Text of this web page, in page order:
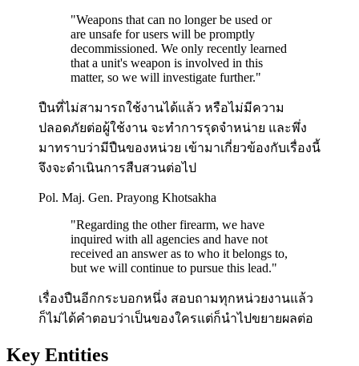
"Weapons that can no longer be used or
are unsafe for users will be promptly
decommissioned. We only recently learned
that a unit's weapon is involved in this
matter, so we will investigate further."
ปืนที่ไม่สามารถใช้งานได้แล้ว หรือไม่มีความ
ปลอดภัยต่อผู้ใช้งาน จะทำการรุดจำหน่าย และพึ่ง
มาทราบว่ามีปืนของหน่วย เข้ามาเกี่ยวข้องกับเรื่องนี้
จึงจะดำเนินการสืบสวนต่อไป
Pol. Maj. Gen. Prayong Khotsakha
"Regarding the other firearm, we have
inquired with all agencies and have not
received an answer as to who it belongs to,
but we will continue to pursue this lead."
เรื่องปืนอีกกระบอกหนึ่ง สอบถามทุกหน่วยงานแล้ว
ก็ไม่ได้คำตอบว่าเป็นของใครแต่ก็นำไปขยายผลต่อ
Key Entities